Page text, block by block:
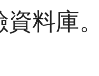
資料庫